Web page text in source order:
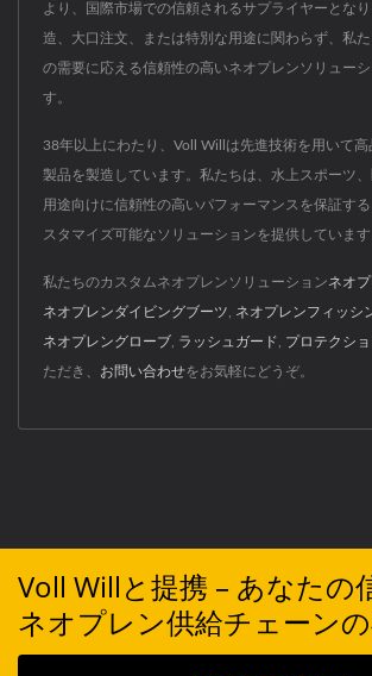
より、国際市場での信頼されるサプライヤーとな
造、大口注文、または特別な用途に関わらず、私
の需要に応える信頼性の高いネオプレンソリュー
す。
38年以上にわたり、Voll Willは先進技術を用いて高
製品を製造しています。私たちは、水上スポーツ
用途向けに信頼性の高いパフォーマンスを保証す
スタマイズ可能なソリューションを提供しています
私たちのカスタムネオプレンソリューションネオ
ネオプレンダイビングブーツ ネオプレンフィッシ
ネオプレングローブ ラッシュガード プロテクシ
ただき、 お問い合わせをお気軽にどうぞ。
Voll Willと提携 – あなたの
ネオプレン供給チェーンの